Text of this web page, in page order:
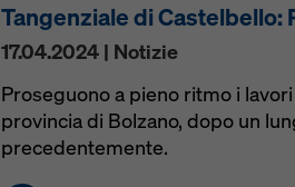
Tangenziale di Castelbello:
17.04.2024 | Notizie
Proseguono a pieno ritmo i
provincia di Bolzano, dopo un
precedentemente.